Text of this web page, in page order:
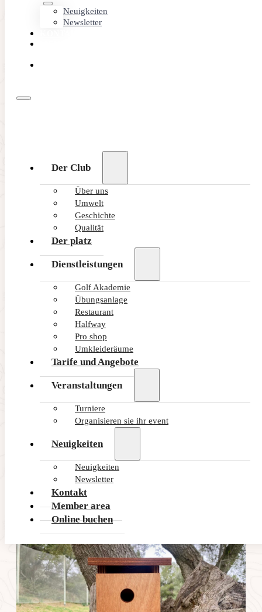
Neuigkeiten
Newsletter
Der Club
Über uns
Umwelt
Geschichte
Qualität
Der platz
Dienstleistungen
Golf Akademie
Übungsanlage
Restaurant
Halfway
Pro shop
Umkleideräume
Tarife und Angebote
Veranstaltungen
Turniere
Organisieren sie ihr event
Neuigkeiten
Neuigkeiten
Newsletter
Kontakt
Member area
Online buchen